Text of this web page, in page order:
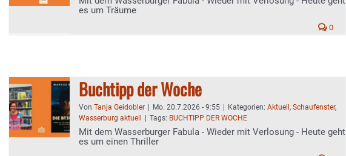
es um Träume
0
Buchtipp der Woche
Von Tanja Geidobler Mo. 20.7.2026 - 9:55 Kategorien: Aktuell , Schaufenster,
Wasserburg aktuell
Tags: BUCHTIPP DER WOCHE
Mit dem Wasserburger Fabula - Wieder mit Verlosung - Heute geht
es um einen Thriller